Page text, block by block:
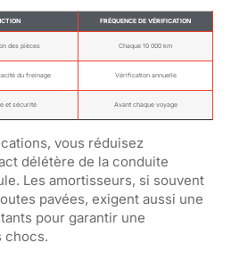
FRÉQUENCE DE VÉRIFICATION
des pièces Chaque 10 000 km
du freinage Vérification annuelle
et sécurité Avant chaque voyage
vous réduisez
délétère de la conduite
Les amortisseurs, si souvent
pavées, exigent aussi une
pour garantir une
chocs.